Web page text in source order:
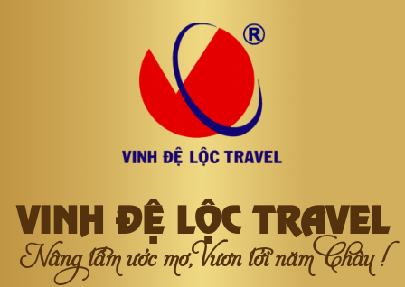
VINH ĐỆ LỘC TRAVEL
Nâng tầm ước mơ, Vươn tới năm Châu !